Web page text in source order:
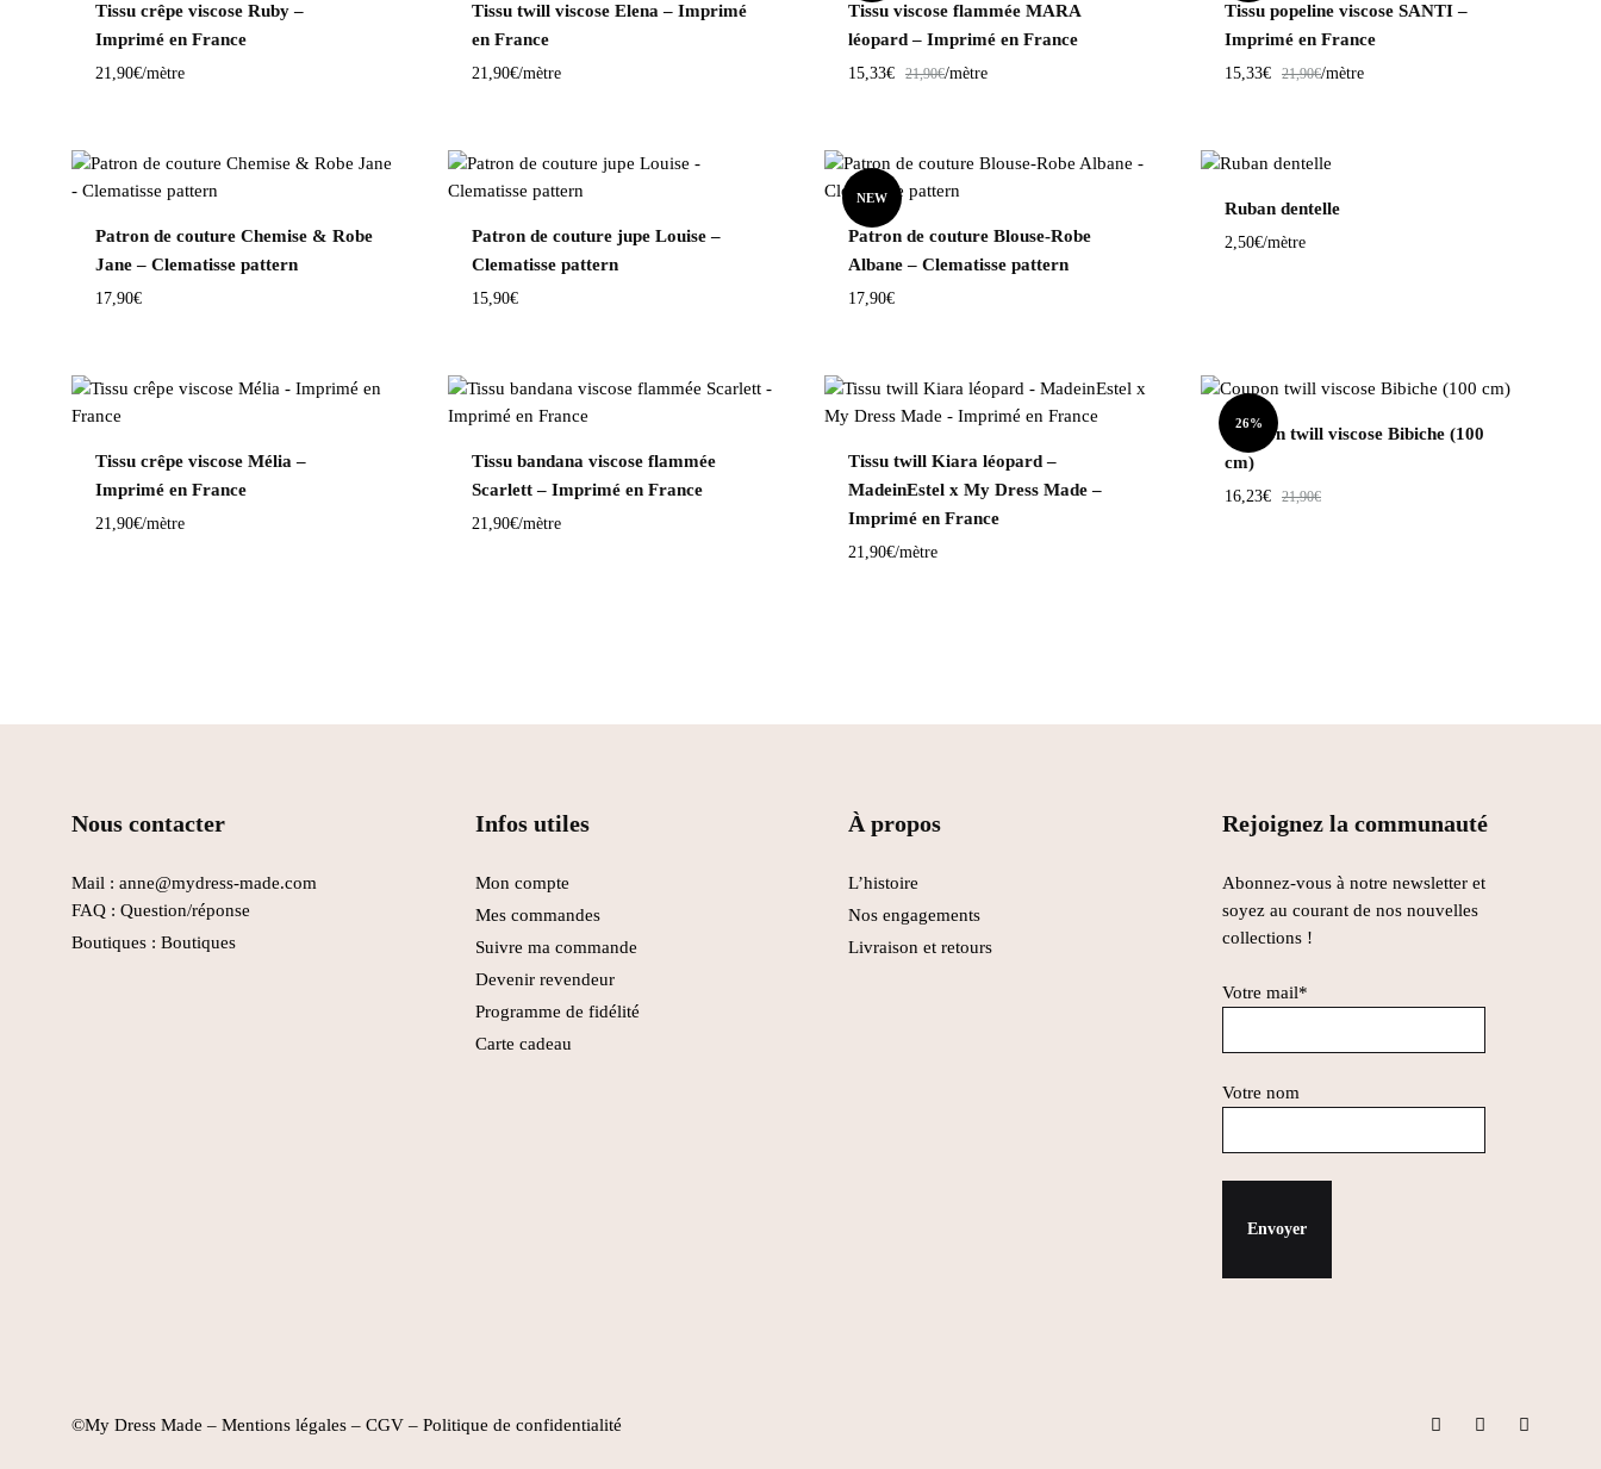
Tissu crêpe viscose Ruby –
Imprimé en France
21,90€/mètre
Tissu twill viscose Elena – Imprimé
en France
21,90€/mètre
Tissu viscose flammée MARA
léopard – Imprimé en France
15,33€ 21,90€/mètre
Tissu popeline viscose SANTI –
Imprimé en France
15,33€ 21,90€/mètre
Patron de couture Chemise & Robe
Jane – Clematisse pattern
17,90€
Patron de couture jupe Louise –
Clematisse pattern
15,90€
NEW
Patron de couture Blouse-Robe
Albane – Clematisse pattern
17,90€
Ruban dentelle
2,50€/mètre
Tissu crêpe viscose Mélia –
Imprimé en France
21,90€/mètre
Tissu bandana viscose flammée
Scarlett – Imprimé en France
21,90€/mètre
Tissu twill Kiara léopard –
MadeinEstel x My Dress Made –
Imprimé en France
21,90€/mètre
26%
Coupon twill viscose Bibiche (100
cm)
16,23€ 21,90€
Nous contacter
Mail : anne@mydress-made.com
FAQ : Question/réponse
Boutiques : Boutiques
Infos utiles
Mon compte
Mes commandes
Suivre ma commande
Devenir revendeur
Programme de fidélité
Carte cadeau
À propos
L’histoire
Nos engagements
Livraison et retours
Rejoignez la communauté
Abonnez-vous à notre newsletter et
soyez au courant de nos nouvelles
collections !
Votre mail*
Votre nom
©My Dress Made – Mentions légales – CGV – Politique de confidentialité InstagramFacebook